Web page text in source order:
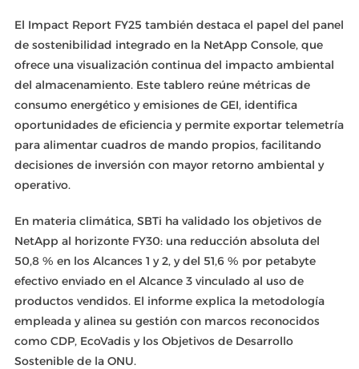
El Impact Report FY25 también destaca el papel del panel
de sostenibilidad integrado en la NetApp Console, que
ofrece una visualización continua del impacto ambiental
del almacenamiento. Este tablero reúne métricas de
consumo energético y emisiones de GEI, identifica
oportunidades de eficiencia y permite exportar telemetría
para alimentar cuadros de mando propios, facilitando
decisiones de inversión con mayor retorno ambiental y
operativo.
En materia climática, SBTi ha validado los objetivos de
NetApp al horizonte FY30: una reducción absoluta del
50,8 % en los Alcances 1 y 2, y del 51,6 % por petabyte
efectivo enviado en el Alcance 3 vinculado al uso de
productos vendidos. El informe explica la metodología
empleada y alinea su gestión con marcos reconocidos
como CDP, EcoVadis y los Objetivos de Desarrollo
Sostenible de la ONU.